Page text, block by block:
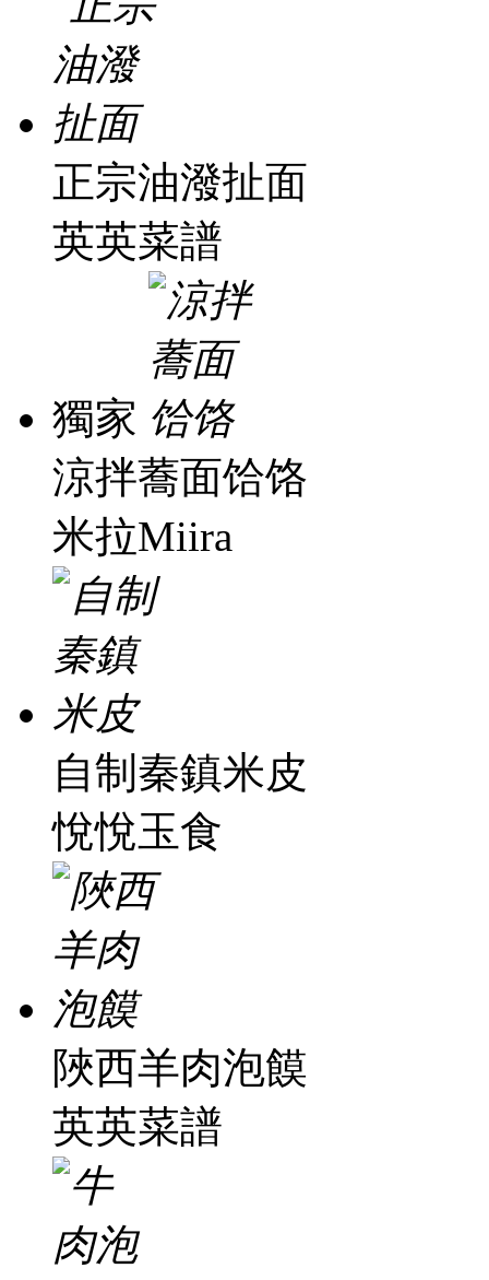
正宗油潑扯面
英英菜譜
獨家
涼拌蕎面饸饹
米拉Miira
自制秦鎮米皮
悅悅玉食
陜西羊肉泡饃
英英菜譜